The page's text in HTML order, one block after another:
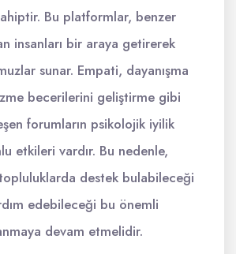
Bu platformlar, benzer
insanları bir araya getirerek
sunar. Empati, dayanışma
becerilerini geliştirme gibi
forumların psikolojik iyilik
etkileri vardır. Bu nedenle,
destek bulabileceği
edebileceği bu önemli
devam etmelidir.